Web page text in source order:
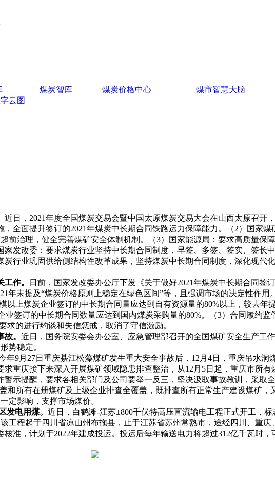
煤炭智库 煤炭价格中心 煤市智慧大脑
云图
近日，2021年度全国煤炭交易会暨中国太原煤炭交易大会在山西太原召开
全面提升签订的2021年煤炭中长期合同铁路运力保障能力。（2）国家
前治理，健全完善煤矿安全体制机制。（3）国家能源局：要求高质量保
发改委：要求煤炭行业坚持中长期合同制度，早签、多签、签实、签长
行业巩固供给侧结构性改革成果，坚持煤炭中长期合同制度，深化现代
作。
日前，国家发改委办公厅下发《关于做好2021年煤炭中长期合同签
年未提及“煤炭价格原则上稳定在绿色区间”等，且强调市场的决定性作
上煤炭企业签订的中长期合同量应达到自有资源量的80%以上，较去年
签订的中长期合同数量应达到国内煤炭采购量的80%。（3）合同履约
的进行约谈和失信惩戒，取消了守信激励。
。 近日，国务院安委会办公室、应急管理部召开的全国煤矿安全生产工
势稳定。
今年9月27日重庆綦江松藻煤矿发生重大安全事故后，12月4日，重庆吊水洞
重庆接下来深入开展煤矿领域隐患排查整治，从12月5日起，重庆市所
示提醒，要求各相关部门及公司要举一反三，坚决汲取事故教训，采取
和所有在册煤矿及上级企业排查全覆盖，既排查所有正常生产建设煤矿
定影响，支撑市场煤价。
发电用煤。 近日，白鹤滩-江苏±800千伏特高压直流输电工程正式开工，
工程起于四川省凉山州布拖县，止于江苏省苏州常熟市，途经四川、重
准，计划于2022年建成投运。投运后每年输送电力将超过312亿千瓦时